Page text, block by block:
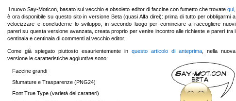
Il nuovo Say-Moticon, basato sul vecchio e obsoleto editor di faccine con fumetto che trovate qui
è ora disponibile su questo sito in versione Beta (quasi Alfa direi): prima di tutto per obbligarmi a
velocizzare e concluderne lo sviluppo, in secondo luogo per cominciare a raccogliere nuovi
pareri su questa versione avanzata, creata proprio per venire incontro alle richieste e pareri tra i
centinaia e centinaia di commenti al vecchio editor.
Come già spiegato piuttosto esaurientemente in questo articolo di anteprima , nella nuova
versione le caratteristiche aggiuntive sono:
Faccine grandi
Sfumature e Trasparenze (PNG24)
Font True Type (varietà dei caratteri)